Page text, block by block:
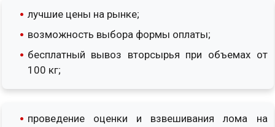
лучшие цены на рынке;
возможность выбора формы оплаты;
бесплатный вывоз вторсырья при объемах от
100 кг;
проведение оценки и взвешивания лома на